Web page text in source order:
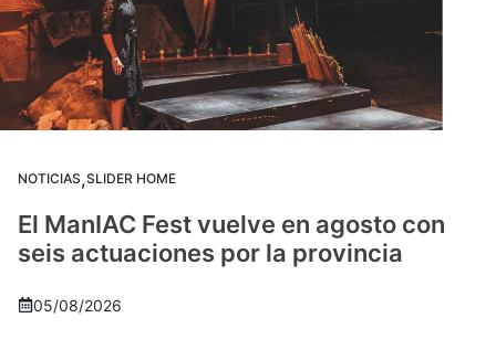
NOTICIAS,SLIDER HOME
El ManIAC Fest vuelve en agosto con
seis actuaciones por la provincia
05/08/2026